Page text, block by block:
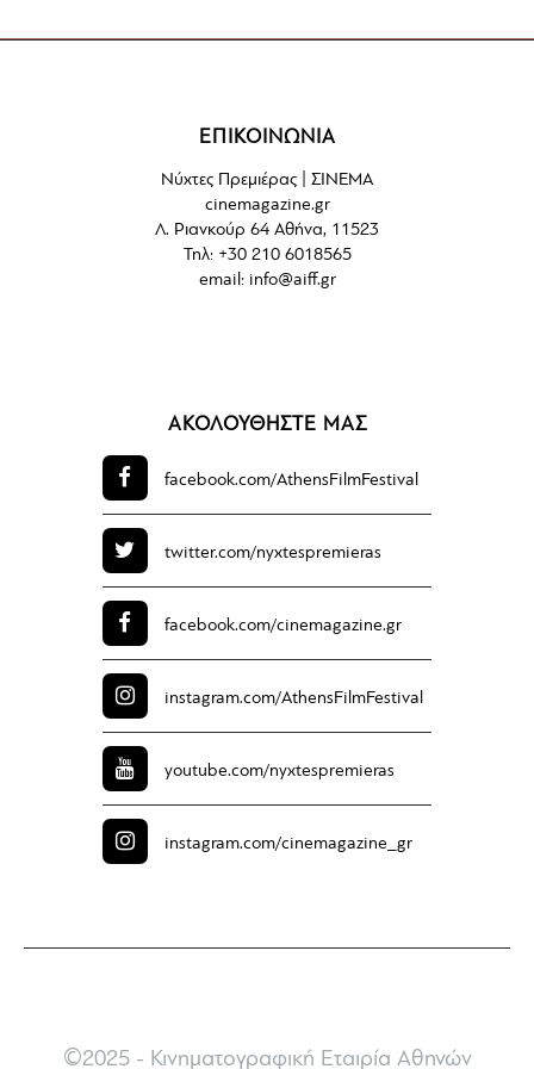
ΕΠΙΚΟΙΝΩΝΙΑ
Νύχτες Πρεμιέρας | ΣΙΝΕΜΑ
cinemagazine.gr
Λ. Ριανκούρ 64 Αθήνα, 11523
Τηλ: +30 210 6018565
email: info@aiff.gr
ΑΚΟΛΟΥΘΗΣΤΕ ΜΑΣ
facebook.com/AthensFilmFestival
twitter.com/nyxtespremieras
facebook.com/cinemagazine.gr
instagram.com/AthensFilmFestival
youtube.com/nyxtespremieras
instagram.com/cinemagazine_gr
©2025 - Κινηματογραφική Εταιρία Αθηνών